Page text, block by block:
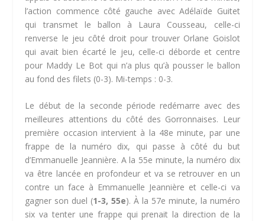
l’action commence côté gauche avec Adélaïde Guitet
qui transmet le ballon à Laura Cousseau, celle-ci
renverse le jeu côté droit pour trouver Orlane Goislot
qui avait bien écarté le jeu, celle-ci déborde et centre
pour Maddy Le Bot qui n’a plus qu’à pousser le ballon
au fond des filets (0-3). Mi-temps : 0-3.
Le début de la seconde période redémarre avec des
meilleures attentions du côté des Gorronnaises. Leur
première occasion intervient à la 48e minute, par une
frappe de la numéro dix, qui passe à côté du but
d’Emmanuelle Jeannière. A la 55e minute, la numéro dix
va être lancée en profondeur et va se retrouver en un
contre un face à Emmanuelle Jeannière et celle-ci va
gagner son duel (1-3, 55e). À la 57e minute, la numéro
six va tenter une frappe qui prenait la direction de la